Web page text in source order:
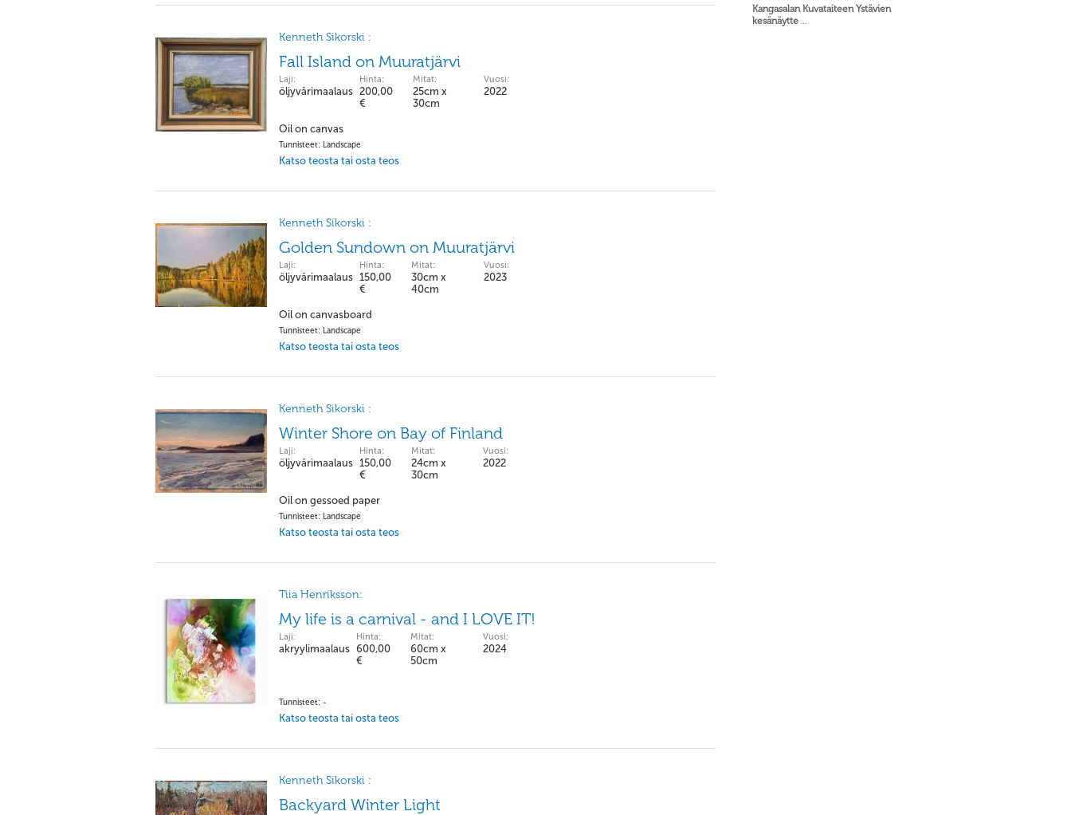
Kangasalan Kuvataiteen Ystävien
kesänäytte...
Kenneth Sikorski :
Fall Island on Muuratjärvi
Laji:
öljyvärimaalaus
Hinta:
200,00
€
Mitat:
25cm x
30cm
Vuosi:
2022
Oil on canvas
Tunnisteet: Landscape
Katso teosta tai osta teos
Kenneth Sikorski :
Golden Sundown on Muuratjärvi
Laji:
öljyvärimaalaus
Hinta:
150,00
€
Mitat:
30cm x
40cm
Vuosi:
2023
Oil on canvasboard
Tunnisteet: Landscape
Katso teosta tai osta teos
Kenneth Sikorski :
Winter Shore on Bay of Finland
Laji:
öljyvärimaalaus
Hinta:
150,00
€
Mitat:
24cm x
30cm
Vuosi:
2022
Oil on gessoed paper
Tunnisteet: Landscape
Katso teosta tai osta teos
Tiia Henriksson:
My life is a carnival - and I LOVE IT!
Laji:
akryylimaalaus
Hinta:
600,00
€
Mitat:
60cm x
50cm
Vuosi:
2024
Tunnisteet: -
Katso teosta tai osta teos
Kenneth Sikorski :
Backyard Winter Light